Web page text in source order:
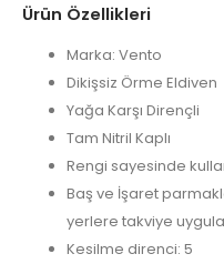
Ürün Özellikleri
Marka: Vento
Dikişsiz Örme Eldiven
Yağa Karşı Dirençli
Tam Nitril Kaplı
Rengi sayesinde
Baş ve İşaret
yerlere takviye
Kesilme direnci: 5